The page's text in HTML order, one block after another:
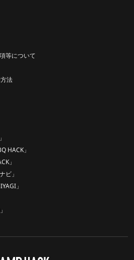
等について
法
HACK」
」
ビ」
」